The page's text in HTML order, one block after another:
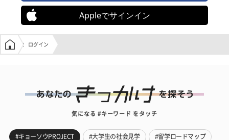
Appleでサインイン
学生の窓口トップ
ログイン
気になる #キーワード をタッチ
#キョーソウPROJECT #大学生の社会見学 #留学ロードマップ